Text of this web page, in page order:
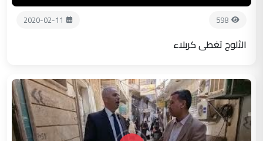
598
2020-02-11
الثلوج تغطي كربلاء